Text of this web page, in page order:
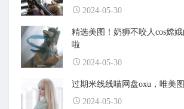
2024-05-30
精选美图！奶狮不咬人cos嫦
啦
2024-05-30
过期米线线喵网盘oxu，唯美图
2024-05-30